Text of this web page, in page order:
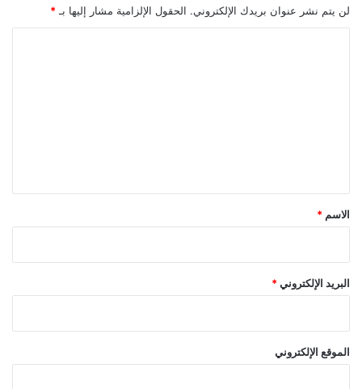
لن يتم نشر عنوان بريدك الإلكتروني. الحقول الإلزامية مشار إليها بـ*
*
الاسم *
البريد الإلكتروني*
الموقع الإلكتروني